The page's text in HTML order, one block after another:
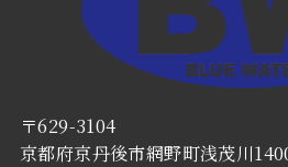
〒629-3104
京都府京丹後市網野町浅茂川